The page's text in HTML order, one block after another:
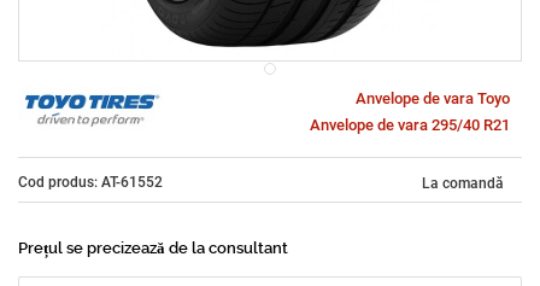
Anvelope de vara Toyo
Anvelope de vara 295/40 R21
Cod produs: AT-61552 La comandă
Prețul se precizează de la consultant